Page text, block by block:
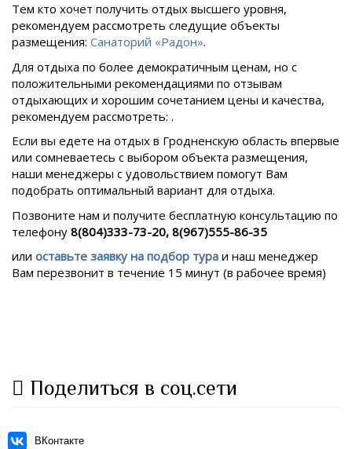
Тем кто хочет получить отдых высшего уровня,
рекомендуем рассмотреть следущие объекты
размещения: Санаторий «Радон».
Для отдыха по более демократичным ценам, но с
положительными рекомендациями по отзывам
отдыхающих и хорошим сочетанием цены и качества,
рекомендуем рассмотреть: .
Если вы едете на отдых в Гродненскую область впервые
или сомневаетесь с выбором объекта размещения,
наши менеджеры с удовольствием помогут Вам
подобрать оптимальный вариант для отдыха.
Позвоните нам и получите бесплатную консультацию по
телефону 8(804)333-73-20, 8(967)555-86-35
или оставьте заявку на подбор тура и наш менеджер
Вам перезвонит в течение 15 минут (в рабочее время)
Поделиться в соц.сети
ВКонтакте